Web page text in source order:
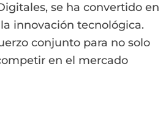
se ha convertido en
innovación tecnológica.
conjunto para no solo
en el mercado